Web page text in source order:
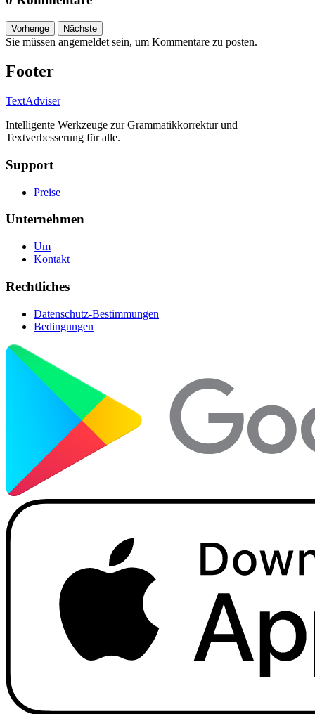
Vorherige Nächste
Sie müssen angemeldet sein, um Kommentare zu posten.
Footer
TextAdviser
Intelligente Werkzeuge zur Grammatikkorrektur und
Textverbesserung für alle.
Support
Preise
Unternehmen
Um
Kontakt
Rechtliches
Datenschutz-Bestimmungen
Bedingungen